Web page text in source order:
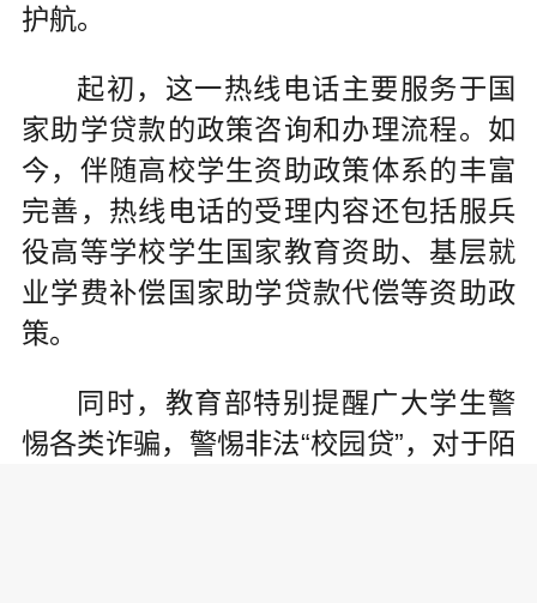
护航。
起初，这一热线电话主要服务于国
家助学贷款的政策咨询和办理流程。如
今，伴随高校学生资助政策体系的丰富
完善，热线电话的受理内容还包括服兵
役高等学校学生国家教育资助、基层就
业学费补偿国家助学贷款代偿等资助政
策。
同时，教育部特别提醒广大学生警
惕各类诈骗，警惕非法“校园贷”，对于陌